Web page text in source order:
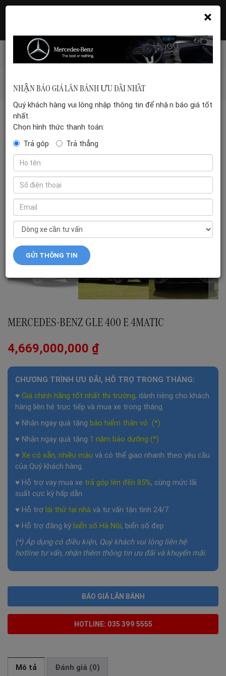
Hotline: 035 399 5555 Đặt hẹn xem xe
4MATIC
MERCEDES-BENZ GLE 400 E 4MATIC
4,669,000,000 ₫
CHƯƠNG TRÌNH ƯU ĐÃI, HỖ TRỢ TRONG THÁNG:
♥ Giá chính hãng tốt nhất thị trường, dành riêng cho khách
hàng liên hệ trực tiếp và mua xe trong tháng.
♥ Nhận ngay quà tặng bảo hiểm thân vỏ (*)
♥ Nhận ngay quà tặng 1 năm bảo dưỡng (*)
♥ Xe có sẵn, nhiều màu và có thể giao nhanh theo yêu cầu
của Quý khách hàng.
♥ Hỗ trợ vay mua xe trả góp lên đến 85%, cùng mức lãi
suất cực kỳ hấp dẫn.
♥ Hỗ trợ lái thử tại nhà và tư vấn tận tình 24/7.
♥ Hỗ trợ đăng ký biển số Hà Nội, biển số đẹp
(*) Áp dụng có điều kiện, Quý khách vui lòng liên hệ
hotline tư vấn, nhận thêm thông tin ưu đãi và khuyến mãi.
BÁO GIÁ LĂN BÁNH
HOTLINE: 035 399 5555
Mô tả Đánh giá (0)
×
NHẬN BÁO GIÁ LĂN BÁNH ƯU ĐÃI NHẤT
Quý khách hàng vui lòng nhập thông tin để nhận báo giá tốt
nhất.
Chọn hình thức thanh toán:
Trả góp
Trả thẳng